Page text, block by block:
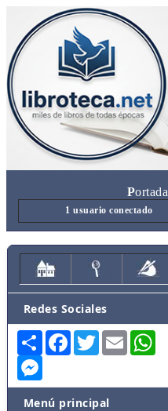
Portada
1 usuario conectado
Redes Sociales
Share FacebookTwitterEmail
Menú principal